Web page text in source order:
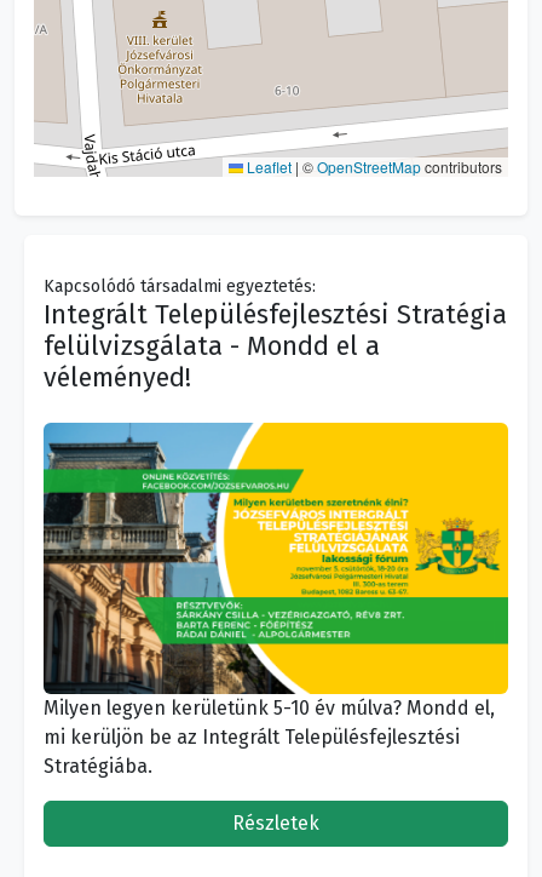
Leaflet | ©OpenStreetMapcontributors
Kapcsolódó társadalmi egyeztetés:
Integrált Településfejlesztési Stratégia
felülvizsgálata - Mondd el a
véleményed!
Milyen legyen kerületünk 5-10 év múlva? Mondd el,
mi kerüljön be az Integrált Településfejlesztési
Stratégiába.
Részletek